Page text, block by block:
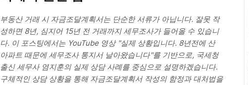
부동산 거래 시 자금조달계획서는 단순한 서류가 아닙니다. 잘못 작
성하면 8년, 심지어 15년 전 거래까지 세무조사가 들어올 수 있습니
다. 이 포스팅에서는 YouTube 영상 "실제 상황입니다. 8년전에 산
아파트 때문에 세무조사 통지서 날아왔습니다"를 기반으로, 국세청
출신 세무사 염지훈의 실제 상담 사례를 중심으로 설명하겠습니다.
구체적인 상담 상황을 통해 자금조달계획서 작성의 함정과 대처법을